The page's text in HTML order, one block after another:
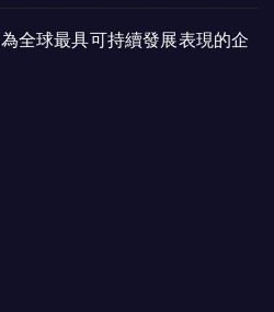
全球最具可持續發展表現的企